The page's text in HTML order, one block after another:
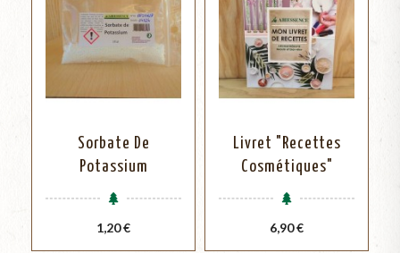
Sorbate De
Potassium
Prix
1,20 €
Livret "Recettes
Cosmétiques"
Prix
6,90 €